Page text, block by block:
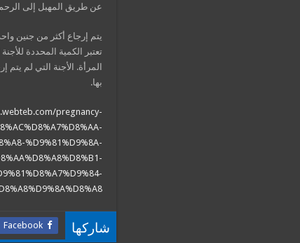
عن طريق المهبل إلى
يتم إرجاع أكثر من جنين
تعتبر الكمية المحددة
المرأة. الأجنة التي لم
بها.
pregnancy-
%D9%81%D9%8A-
شاركها Facebook